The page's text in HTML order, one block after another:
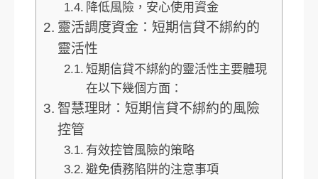
降低風險，安心使用資金
靈活調度資金：短期信貸不綁約的
靈活性
短期信貸不綁約的靈活性主要體現
在以下幾個方面：
智慧理財：短期信貸不綁約的風險
控管
有效控管風險的策略
避免債務陷阱的注意事項